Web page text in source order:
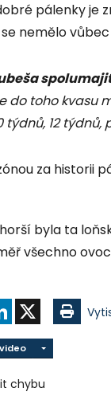
pálenky je
nemělo
do toho kvasu
týdnů, 12
za historii
byla ta
všechno
LinkedIn
chybu